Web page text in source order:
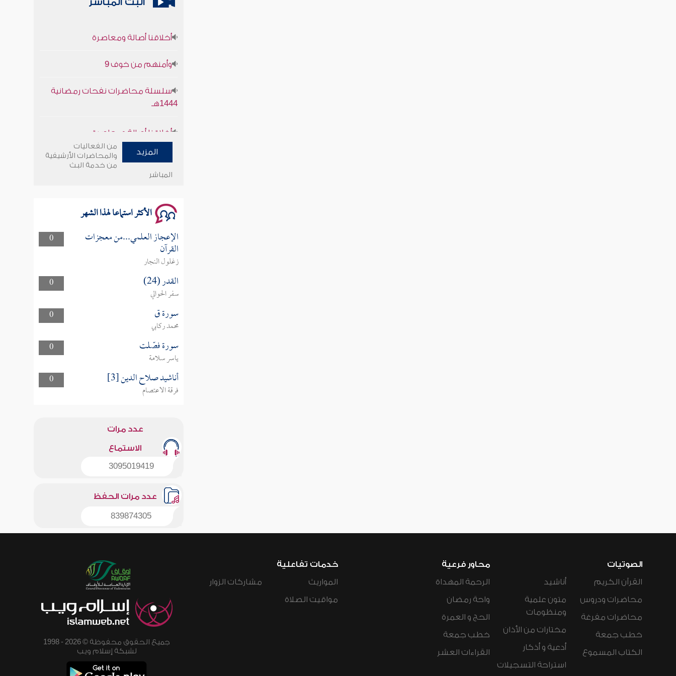
1444هـ
وأمنهم من خوف 9
سلسلة محاضرات نفحات رمضانية
المزيد
من الفعاليات
والمحاضرات الأرشيفية
من خدمة البث
المباشر
الأكثر استماعا لهذا الشهر
0 الإعجاز العلمي...من معجزات
القرآن
زغلول النجار
0
القدر (24)
سفر الحوالي
0
سورة ق
محمد ركابي
0
سورة فصّلت
ياسر سلامة
0
أناشيد صلاح الدين [3]
فرقة الاعتصام
عدد مرات
الاستماع
3095019419
عدد مرات الحفظ
839874305
الصوتيات
القرآن الكريم
محاضرات ودروس
محاضرات مفرغة
خطب جمعة
الكتاب المسموع
أناشيد
متون علمية
ومنظومات
مختارات من الأذان
أدعية و أذكار
استراحة التسجيلات
محاور فرعية
الرحمة المهداة
واحة رمضان
الحج و العمرة
خطب جمعة
القراءات العشر
خدمات تفاعلية
المواريث
مواقيت الصلاة
مشاركات الزوار
جميع الحقوق محفوظة © 2026 - 1998
لشبكة إسلام ويب